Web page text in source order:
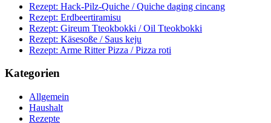
Rezept: Hack-Pilz-Quiche / Quiche daging cincang
Rezept: Erdbeertiramisu
Rezept: Gireum Tteokbokki / Oil Tteokbokki
Rezept: Käsesoße / Saus keju
Rezept: Arme Ritter Pizza / Pizza roti
Kategorien
Allgemein
Haushalt
Rezepte